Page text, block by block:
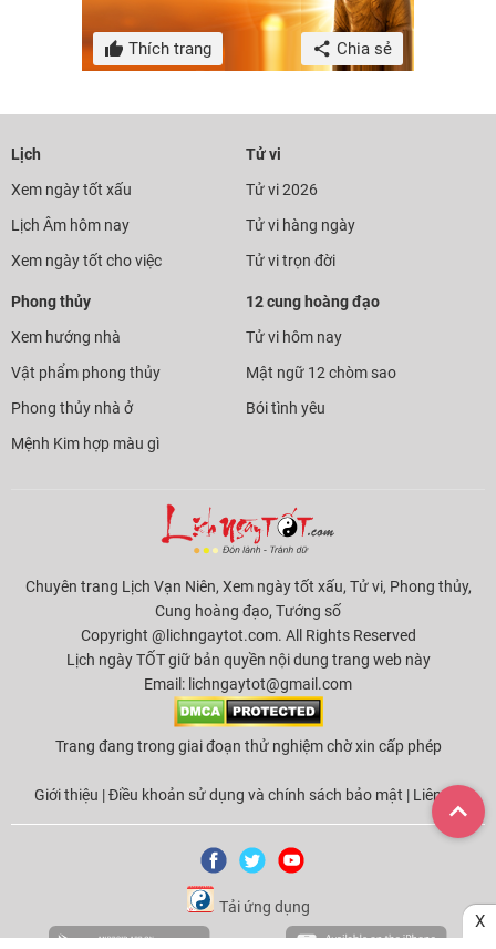
Thích trang Chia sẻ
Lịch
Xem ngày tốt xấu
Lịch Âm hôm nay
Xem ngày tốt cho việc
Tử vi
Tử vi 2026
Tử vi hàng ngày
Tử vi trọn đời
Phong thủy
Xem hướng nhà
Vật phẩm phong thủy
Phong thủy nhà ở
Mệnh Kim hợp màu gì
12 cung hoàng đạo
Tử vi hôm nay
Mật ngữ 12 chòm sao
Bói tình yêu
Chuyên trang Lịch Vạn Niên, Xem ngày tốt xấu, Tử vi, Phong thủy,
Cung hoàng đạo, Tướng số
Copyright @lichngaytot.com. All Rights Reserved
Lịch ngày TỐT giữ bản quyền nội dung trang web này
Email: lichngaytot@gmail.com
Trang đang trong giai đoạn thử nghiệm chờ xin cấp phép
Giới thiệu |Điều khoản sử dụng và chính sách bảo mật | Liên hệ
Tải ứng dụng
X